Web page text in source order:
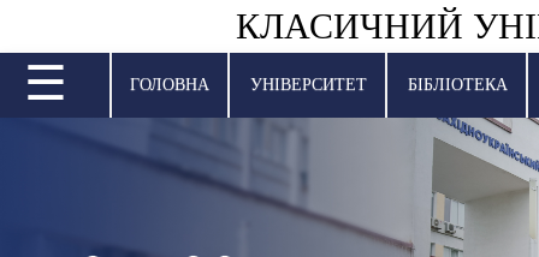
КЛАСИЧНИЙ
МІЖНАРОДНА ДІЯЛЬНІСТЬ
ВСТУПНА КАМПАНІЯ
☰ ГОЛОВНА УНІВЕРСИТЕТ БІБЛІОТЕКА